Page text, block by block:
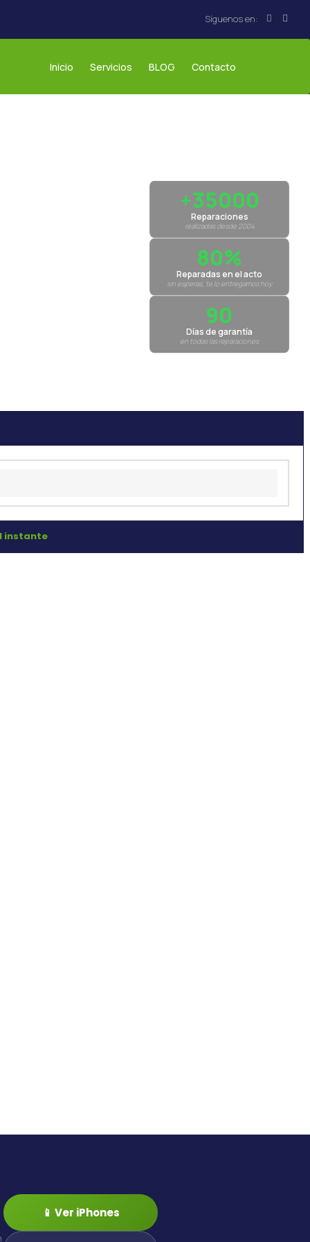
Inicio Servicios BLOG Contacto
+35000
Reparaciones
realizadas desde 2004
80%
Reparadas en el acto
sin esperas, te lo entregamos hoy
90
Días de garantía
en todas las reparaciones
instante
📱 Ver iPhones